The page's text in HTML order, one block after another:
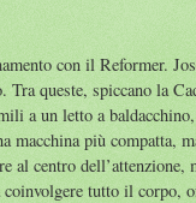
con il Reformer.
Tra queste, spiccano la
a un letto a
macchina più compatta,
al centro
tutto il corpo,